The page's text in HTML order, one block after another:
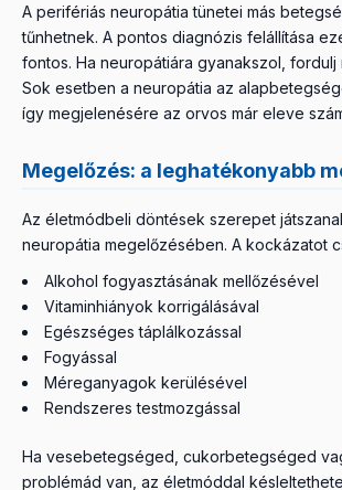
A perifériás neuropátia tünetei más
tűnhetnek. A pontos diagnózis felállítása
fontos. Ha neuropátiára gyanakszol, fordulj
Sok esetben a neuropátia az
így megjelenésére az orvos már eleve
Megelőzés: a leghatékonyabb
Az életmódbeli döntések szerepet
neuropátia megelőzésében. A kockázatot
Alkohol fogyasztásának mellőzésével
Vitaminhiányok korrigálásával
Egészséges táplálkozással
Fogyással
Méreganyagok kerülésével
Rendszeres testmozgással
Ha vesebetegséged, cukorbetegséged
problémád van, az életmóddal